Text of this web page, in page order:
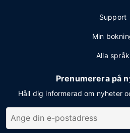
Support
Min
Alla språk
Prenumerera på
Håll dig informerad om nyheter